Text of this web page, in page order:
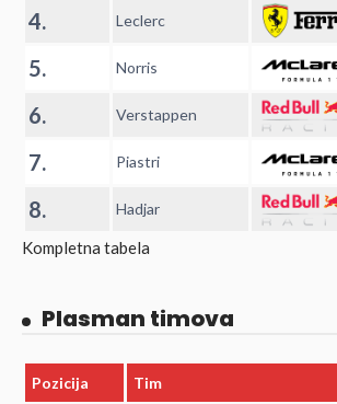
4. Leclerc
5. Norris
6. Verstappen
7. Piastri
8. Hadjar
Kompletna tabela
Plasman timova
Pozicija Tim